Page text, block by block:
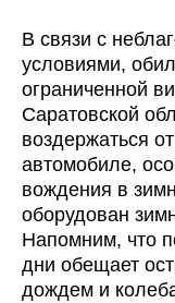
В связи с
условиями,
ограниченной
Саратовской
воздержаться
автомобиле,
вождения в
оборудован
Напомним, что
дни обещает
дождем и